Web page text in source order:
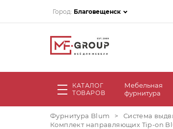
Город: Благовещенск
КАТАЛОГ
ТОВАРОВ
Мебельная
фурнитура
Фурнитура Blum > Система
Комплект направляющих Tip-on